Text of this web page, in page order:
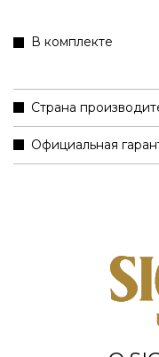
В комплекте
Страна
Официальная